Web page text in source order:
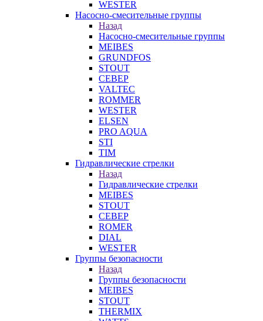
WESTER
Насосно-смесительные группы
Назад
Насосно-смесительные группы
MEIBES
GRUNDFOS
STOUT
СЕВЕР
VALTEC
ROMMER
WESTER
ELSEN
PRO AQUA
STI
TIM
Гидравлические стрелки
Назад
Гидравлические стрелки
MEIBES
STOUT
СЕВЕР
ROMER
DIAL
WESTER
Группы безопасности
Назад
Группы безопасности
MEIBES
STOUT
THERMIX